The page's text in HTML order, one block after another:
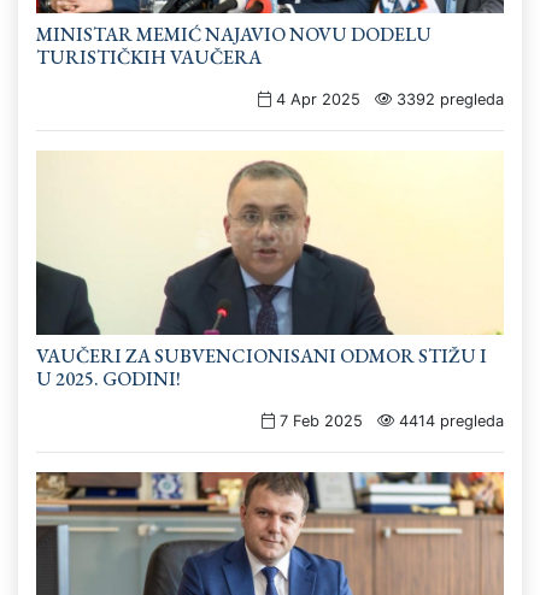
MINISTAR MEMIĆ NAJAVIO NOVU DODELU
TURISTIČKIH VAUČERA
4 Apr 2025 3392 pregleda
VAUČERI ZA SUBVENCIONISANI ODMOR STIŽU I
U 2025. GODINI!
7 Feb 2025 4414 pregleda